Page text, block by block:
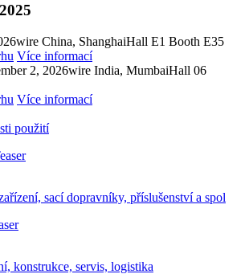
wire China, ShanghaiHall E1 Booth E35
Více informací
2, 2026wire India, MumbaiHall 06
Více informací
použití
sací dopravníky, příslušenství a spol
konstrukce, servis, logistika